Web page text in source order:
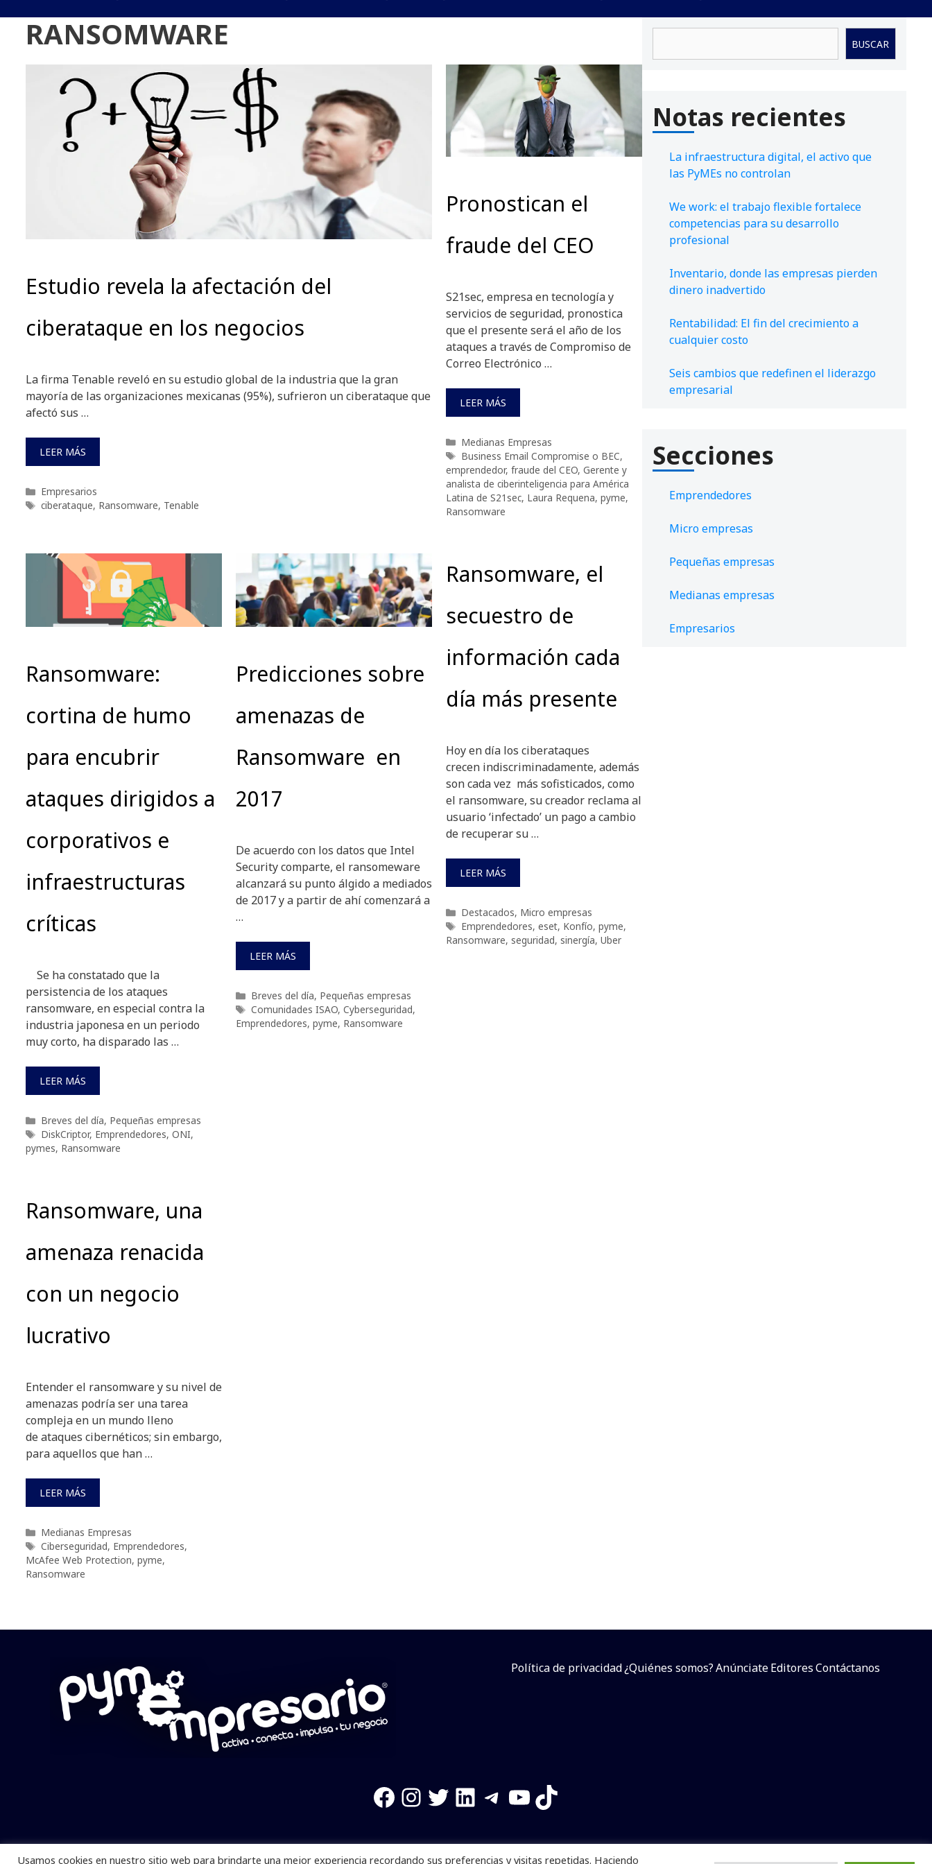
RANSOMWARE
Estudio revela la afectación del
ciberataque en los negocios
La firma Tenable reveló en su estudio global de la industria que la gran
mayoría de las organizaciones mexicanas (95%), sufrieron un ciberataque que
afectó sus …
LEER MÁS
Categorías
Empresarios
Etiquetas
ciberataque, Ransomware, Tenable
Pronostican el
fraude del CEO
S21sec, empresa en tecnología y
servicios de seguridad, pronostica
que el presente será el año de los
ataques a través de Compromiso de
Correo Electrónico …
LEER MÁS
Categorías
Medianas Empresas
Etiquetas
Business Email Compromise o BEC,
emprendedor, fraude del CEO, Gerente y
analista de ciberinteligencia para América
Latina de S21sec, Laura Requena, pyme,
Ransomware
Ransomware:
cortina de humo
para encubrir
ataques dirigidos a
corporativos e
infraestructuras
críticas
Se ha constatado que la
persistencia de los ataques
ransomware, en especial contra la
industria japonesa en un periodo
muy corto, ha disparado las …
LEER MÁS
Categorías
Breves del día, Pequeñas empresas
Etiquetas
DiskCriptor, Emprendedores, ONI,
pymes, Ransomware
Predicciones sobre
amenazas de
Ransomware en
2017
De acuerdo con los datos que Intel
Security comparte, el ransomeware
alcanzará su punto álgido a mediados
de 2017 y a partir de ahí comenzará a
…
LEER MÁS
Categorías
Breves del día, Pequeñas empresas
Etiquetas
Comunidades ISAO, Cyberseguridad,
Emprendedores, pyme, Ransomware
Ransomware, el
secuestro de
información cada
día más presente
Hoy en día los ciberataques
crecen indiscriminadamente, además
son cada vez más sofisticados, como
el ransomware, su creador reclama al
usuario ‘infectado’ un pago a cambio
de recuperar su …
LEER MÁS
Categorías
Destacados, Micro empresas
Etiquetas
Emprendedores, eset, Konfío, pyme,
Ransomware, seguridad, sinergía, Uber
Ransomware, una
amenaza renacida
con un negocio
lucrativo
Entender el ransomware y su nivel de
amenazas podría ser una tarea
compleja en un mundo lleno
de ataques cibernéticos; sin embargo,
para aquellos que han …
LEER MÁS
Categorías
Medianas Empresas
Etiquetas
Ciberseguridad, Emprendedores,
McAfee Web Protection, pyme,
Ransomware
BUSCAR
Notas recientes
La infraestructura digital, el activo que
las PyMEs no controlan
We work: el trabajo flexible fortalece
competencias para su desarrollo
profesional
Inventario, donde las empresas pierden
dinero inadvertido
Rentabilidad: El fin del crecimiento a
cualquier costo
Seis cambios que redefinen el liderazgo
empresarial
Secciones
Emprendedores
Micro empresas
Pequeñas empresas
Medianas empresas
Empresarios
Política de privacidad¿Quiénes somos?AnúnciateEditoresContáctanos
Facebook
Instagram
Twitter
LinkedIn
Telegram
YouTube
TikTok
Usamos cookies en nuestro sitio web para brindarte una mejor experiencia recordando sus preferencias y visitas repetidas. Haciendo